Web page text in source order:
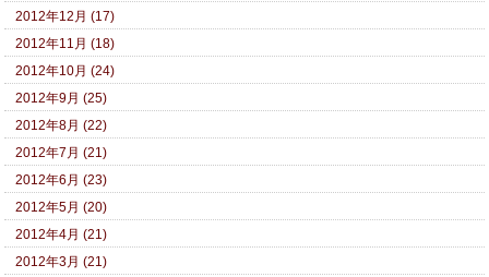
2012年12月 (17)
2012年11月 (18)
2012年10月 (24)
2012年9月 (25)
2012年8月 (22)
2012年7月 (21)
2012年6月 (23)
2012年5月 (20)
2012年4月 (21)
2012年3月 (21)